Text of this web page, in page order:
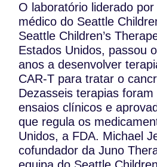
O laboratório liderado
médico do Seattle
Seattle Children’s
Estados Unidos, passou
anos a desenvolver
CAR-T para tratar o
Dezasseis terapias
ensaios clínicos e
que regula os
Unidos, a FDA. Michael
cofundador da Juno